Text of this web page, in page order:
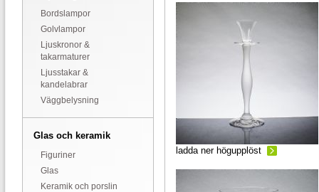
Bordslampor
Golvlampor
Ljuskronor &
takarmaturer
Ljusstakar &
kandelabrar
Väggbelysning
Glas och keramik
Figuriner
Glas
Keramik och porslin
ladda ner högupplöst